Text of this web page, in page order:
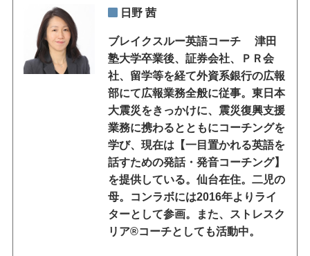
日野 茜
ブレイクスルー英語コーチ 津田
塾大学卒業後、証券会社、ＰＲ会
社、留学等を経て外資系銀行の広報
部にて広報業務全般に従事。東日本
大震災をきっかけに、震災復興支援
業務に携わるとともにコーチングを
学び、現在は【一目置かれる英語を
話すための発話・発音コーチング】
を提供している。仙台在住。二児の
母。コンラボには2016年よりライ
ターとして参画。また、ストレスク
リア®コーチとしても活動中。